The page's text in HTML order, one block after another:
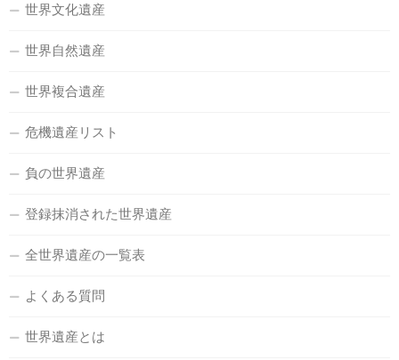
世界文化遺産
世界自然遺産
世界複合遺産
危機遺産リスト
負の世界遺産
登録抹消された世界遺産
全世界遺産の一覧表
よくある質問
世界遺産とは